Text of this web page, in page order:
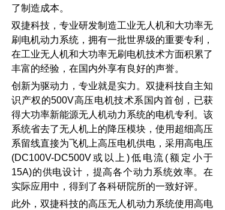
了制造成本。
双捷科技，专业研发制造工业无人机和大功率无
刷电机动力系统，拥有一批世界级的重要专利，
在工业无人机和大功率无刷电机技术方面积累了
丰富的经验，在国内外享有良好的声誉。
创新为驱动力，专业就是实力。双捷科技自主知
识产权的500V高压电机技术系国内首创，已获
得大功率新能源无人机动力系统的电机专利。该
系统省去了无人机上的降压模块，使用超细高压
系留线直接为飞机上高压电机供电，采用高电压
(DC100V-DC500V或以上)低电流 (额定小于
15A)的供电设计，提高各个动力系统效率。在
实际应用中，得到了各科研院所的一致好评。
此外，双捷科技的高压无人机动力系统使用高电